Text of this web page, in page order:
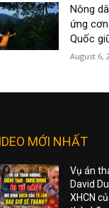
Nông
ứng
Quốc
August 6,
MỚI NHẤT
Vụ án
David
XHCN